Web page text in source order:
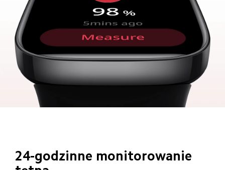
24-godzinne monitorowanie